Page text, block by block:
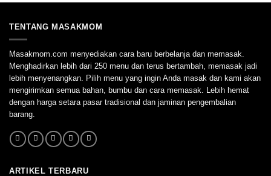
TENTANG MASAKMOM
Masakmom.com menyediakan cara baru berbelanja dan memasak.
Menghadirkan lebih dari 250 menu dan terus bertambah, memasak jadi
lebih menyenangkan. Pilih menu yang ingin Anda masak dan kami akan
mengirimkan semua bahan, bumbu dan cara memasak. Lebih hemat
dengan harga setara pasar tradisional dan jaminan pengembalian
barang.
ARTIKEL TERBARU